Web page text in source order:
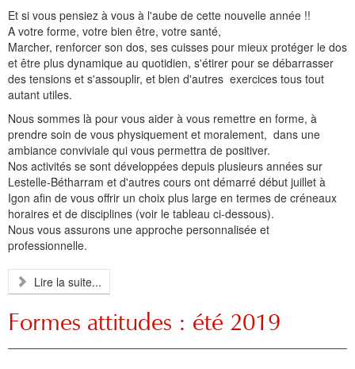
Et si vous pensiez à vous à l'aube de cette nouvelle année !!
A votre forme, votre bien être, votre santé,
Marcher, renforcer son dos, ses cuisses pour mieux protéger le dos
et être plus dynamique au quotidien, s'étirer pour se débarrasser
des tensions et s'assouplir, et bien d'autres exercices tous tout
autant utiles.
Nous sommes là pour vous aider à vous remettre en forme, à
prendre soin de vous physiquement et moralement, dans une
ambiance conviviale qui vous permettra de positiver.
Nos activités se sont développées depuis plusieurs années sur
Lestelle-Bétharram et d'autres cours ont démarré début juillet à
Igon afin de vous offrir un choix plus large en termes de créneaux
horaires et de disciplines (voir le tableau ci-dessous).
Nous vous assurons une approche personnalisée et
professionnelle.
Lire la suite...
Formes attitudes : été 2019